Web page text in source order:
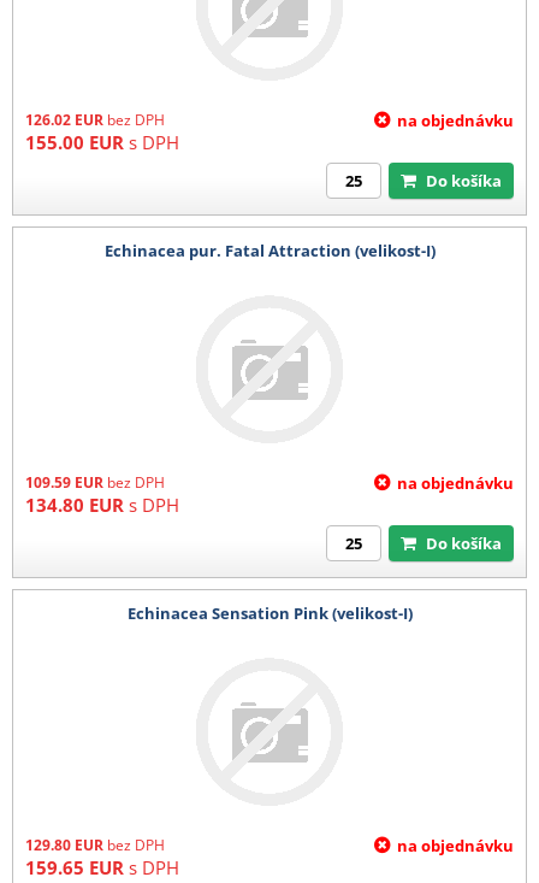
126.02 EUR bez DPH
155.00 EUR s DPH
na objednávku
Do košíka
Echinacea pur. Fatal Attraction (velikost-I)
109.59 EUR bez DPH
134.80 EUR s DPH
na objednávku
Do košíka
Echinacea Sensation Pink (velikost-I)
129.80 EUR bez DPH
159.65 EUR s DPH
na objednávku